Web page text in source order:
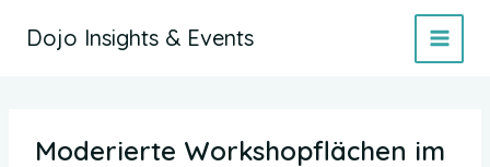
InhaltDojo Insights & Events
Moderierte Workshopflächen im